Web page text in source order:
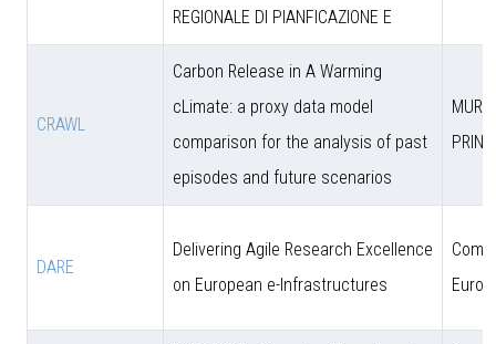
REGIONALE DI PIANFICAZIONE E
CRAWL
Carbon Release in A Warming
cLimate: a proxy data model
comparison for the analysis of past
episodes and future scenarios
MUR
PRIN)
DARE
Delivering Agile Research Excellence
on European e-Infrastructures